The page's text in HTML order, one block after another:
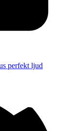
perfekt ljud